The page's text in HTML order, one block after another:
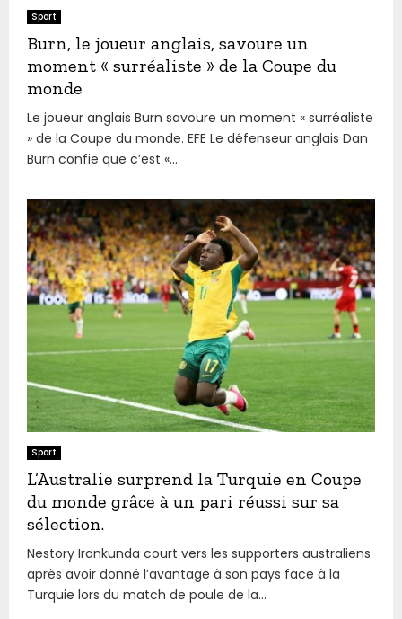
Sport
Burn, le joueur anglais, savoure un
moment « surréaliste » de la Coupe du
monde
Le joueur anglais Burn savoure un moment « surréaliste
» de la Coupe du monde. EFE Le défenseur anglais Dan
Burn confie que c’est «...
Sport
L’Australie surprend la Turquie en Coupe
du monde grâce à un pari réussi sur sa
sélection.
Nestory Irankunda court vers les supporters australiens
après avoir donné l’avantage à son pays face à la
Turquie lors du match de poule de la...